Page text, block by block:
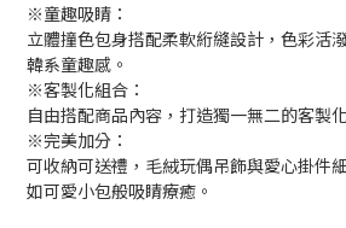
※童趣吸睛：
立體撞色包身搭配柔軟絎縫設計，色彩活
韓系童趣感。
※客製化組合：
自由搭配商品內容，打造獨一無二的客製
※完美加分：
可收納可送禮，毛絨玩偶吊飾與愛心掛件
如可愛小包般吸睛療癒。